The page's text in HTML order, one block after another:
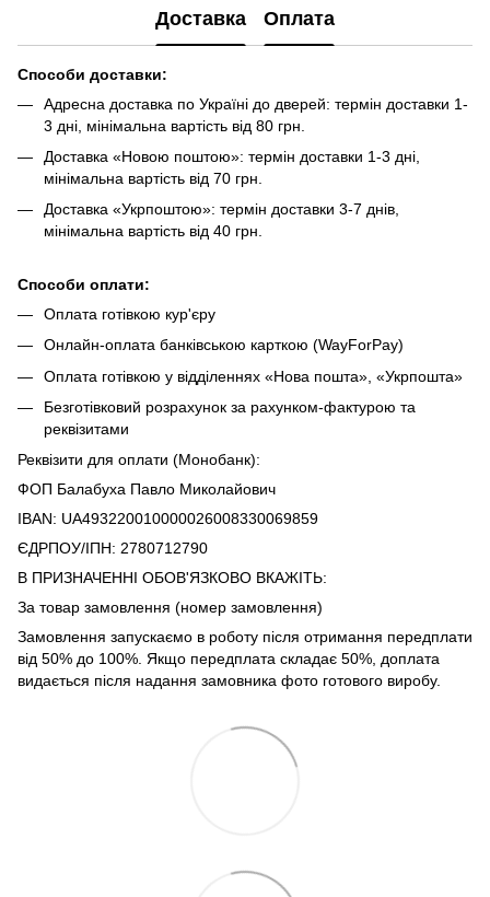
Доставка Оплата
Способи доставки:
Адресна доставка по Україні до дверей: термін доставки 1-
3 дні, мінімальна вартість від 80 грн.
Доставка «Новою поштою»: термін доставки 1-3 дні,
мінімальна вартість від 70 грн.
Доставка «Укрпоштою»: термін доставки 3-7 днів,
мінімальна вартість від 40 грн.
Способи оплати:
Оплата готівкою кур'єру
Онлайн-оплата банківською карткою (WayForPay)
Оплата готівкою у відділеннях «Нова пошта», «Укрпошта»
Безготівковий розрахунок за рахунком-фактурою та
реквізитами
Реквізити для оплати (Монобанк):
ФОП Балабуха Павло Миколайович
IBAN: UA493220010000026008330069859
ЄДРПОУ/ІПН: 2780712790
В ПРИЗНАЧЕННІ ОБОВ'ЯЗКОВО ВКАЖІТЬ:
За товар замовлення (номер замовлення)
Замовлення запускаємо в роботу після отримання передплати
від 50% до 100%. Якщо передплата складає 50%, доплата
видається після надання замовника фото готового виробу.